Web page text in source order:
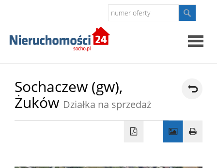
firmie
Sochaczew (gw),
Żuków Działka na sprzedaż